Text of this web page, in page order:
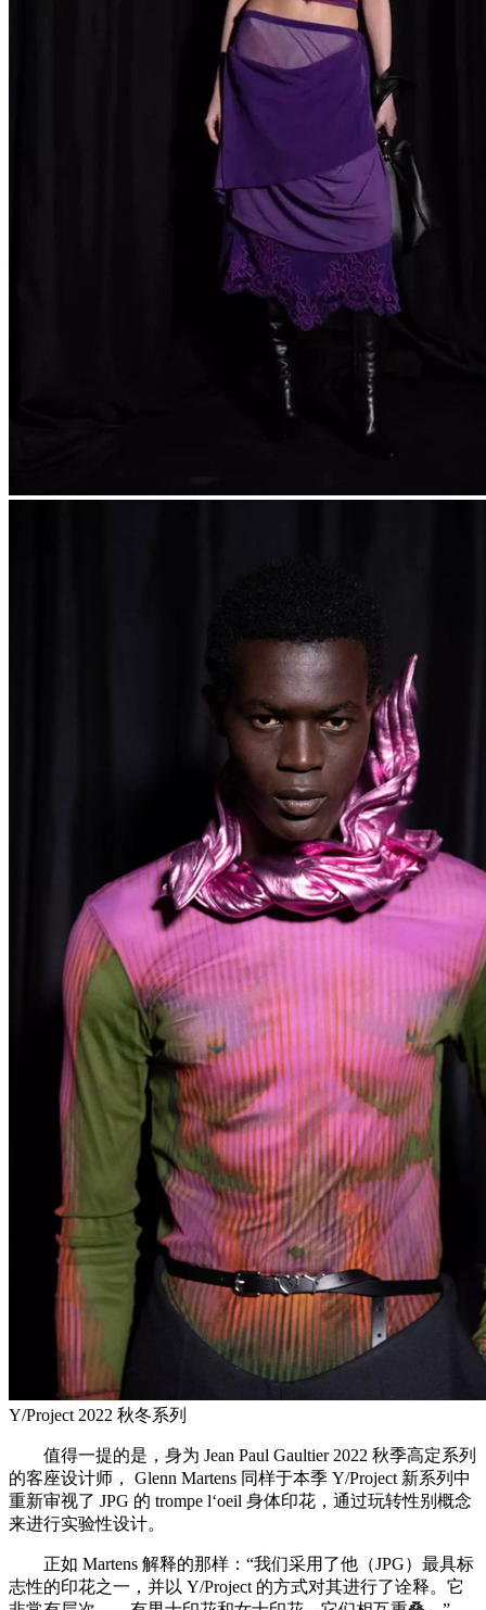
Y/Project 2022 秋冬系列
值得一提的是，身为 Jean Paul Gaultier 2022 秋季高定系列
的客座设计师， Glenn Martens 同样于本季 Y/Project 新系列中
重新审视了 JPG 的 trompe l‘oeil 身体印花，通过玩转性别概念
来进行实验性设计。
正如 Martens 解释的那样：“我们采用了他（JPG）最具标
志性的印花之一，并以 Y/Project 的方式对其进行了诠释。它